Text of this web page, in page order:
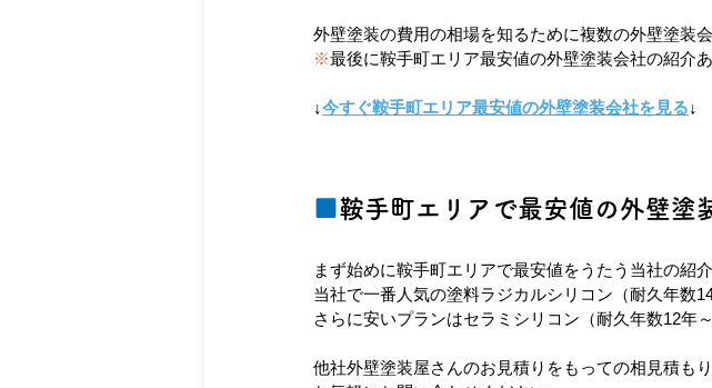
外壁塗装の費用の相場を知るために複数の外壁塗装
※最後に鞍手町エリア最安値の外壁塗装会社の紹介
↓今すぐ鞍手町エリア最安値の外壁塗装会社を見る↓
鞍手町エリアで最安値の外壁塗
まず始めに鞍手町エリアで最安値をうたう当社の紹
当社で一番人気の塗料ラジカルシリコン（耐久年数
さらに安いプランはセラミシリコン（耐久年数12年
他社外壁塗装屋さんのお見積りをもっての相見積もり